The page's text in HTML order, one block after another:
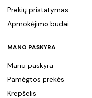
Prekių pristatymas
Apmokėjimo būdai
MANO PASKYRA
Mano paskyra
Pamėgtos prekės
Krepšelis